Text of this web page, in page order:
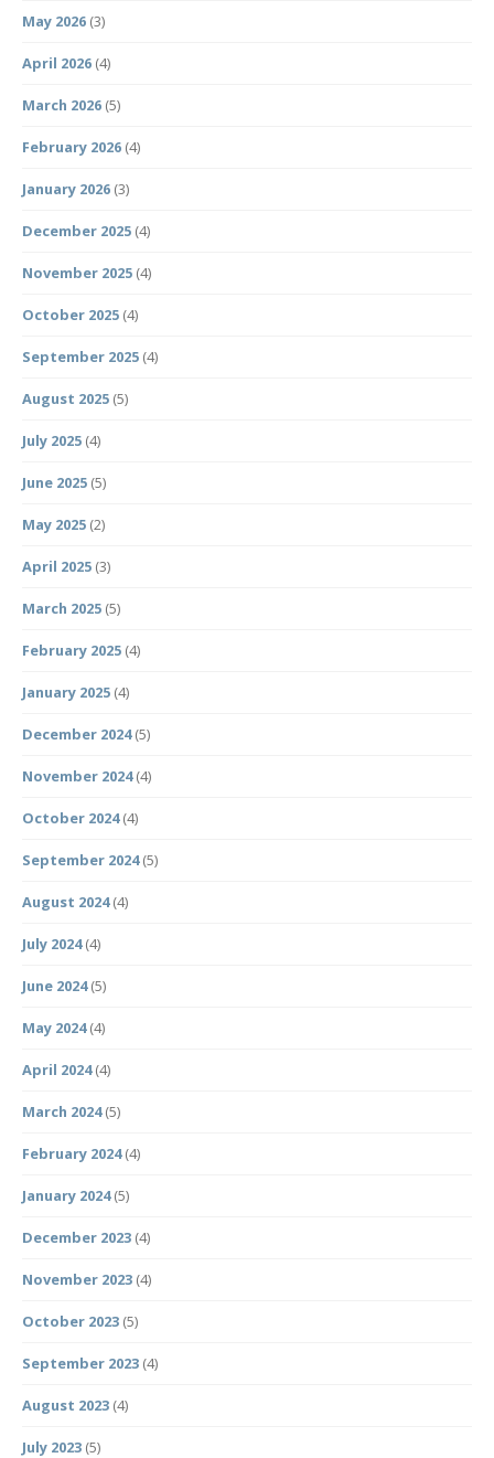
May 2026 (3)
April 2026 (4)
March 2026 (5)
February 2026 (4)
January 2026 (3)
December 2025 (4)
November 2025 (4)
October 2025 (4)
September 2025 (4)
August 2025 (5)
July 2025 (4)
June 2025 (5)
May 2025 (2)
April 2025 (3)
March 2025 (5)
February 2025 (4)
January 2025 (4)
December 2024(5)
November 2024(4)
October 2024(4)
September 2024(5)
August 2024(4)
July 2024(4)
June 2024(5)
May 2024(4)
April 2024(4)
March 2024(5)
February 2024(4)
January 2024(5)
December 2023 (4)
November 2023 (4)
October 2023 (5)
September 2023 (4)
August 2023 (4)
July 2023 (5)